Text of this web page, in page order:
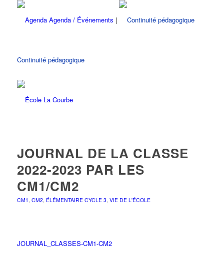
Agenda / Événements |
Continuité pédagogique
JOURNAL DE LA CLASSE
2022-2023 PAR LES
CM1/CM2
CM1 , CM2, ÉLÉMENTAIRE CYCLE 3, VIE DE L'ÉCOLE
JOURNAL_CLASSES-CM1-CM2